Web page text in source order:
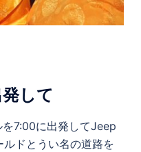
して
7:00に出発してJeep
ドとうい名の道路を